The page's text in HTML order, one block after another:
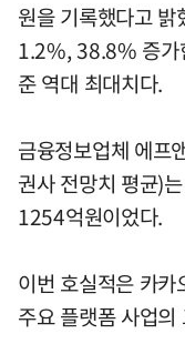
원을 기록했다고
1.2%, 38.8% 증가
준 역대 최대치다.
금융정보업체 에프
권사 전망치 평균)
1254억원이었다.
이번 호실적은 카
주요 플랫폼 사업